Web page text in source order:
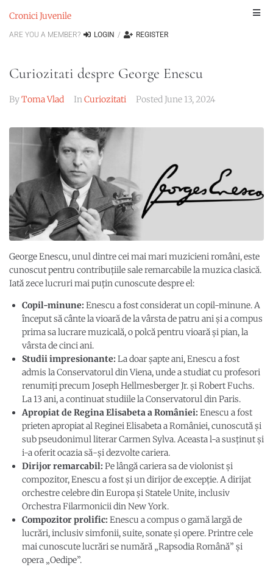
Cronici Juvenile
ARE YOU A MEMBER? LOGIN / REGISTER
Curiozitati despre George Enescu
ByToma Vlad InCuriozitati Posted June 13, 2024
George Enescu, unul dintre cei mai mari muzicieni români, este
cunoscut pentru contribuțiile sale remarcabile la muzica clasică.
Iată zece lucruri mai puțin cunoscute despre el:
Copil-minune:Enescu a fost considerat un copil-minune. A
început să cânte la vioară de la vârsta de patru ani și a compus
prima sa lucrare muzicală, o polcă pentru vioară și pian, la
vârsta de cinci ani.
Studii impresionante:La doar șapte ani, Enescu a fost
admis la Conservatorul din Viena, unde a studiat cu profesori
renumiți precum Joseph Hellmesberger Jr. și Robert Fuchs.
La 13 ani, a continuat studiile la Conservatorul din Paris.
Apropiat de Regina Elisabeta a României:Enescu a fost
prieten apropiat al Reginei Elisabeta a României, cunoscută și
sub pseudonimul literar Carmen Sylva. Aceasta l-a susținut și
i-a oferit ocazia să-și dezvolte cariera.
Dirijor remarcabil:Pe lângă cariera sa de violonist și
compozitor, Enescu a fost și un dirijor de excepție. A dirijat
orchestre celebre din Europa și Statele Unite, inclusiv
Orchestra Filarmonicii din New York.
Compozitor prolific:Enescu a compus o gamă largă de
lucrări, inclusiv simfonii, suite, sonate și opere. Printre cele
mai cunoscute lucrări se numără „Rapsodia Română” și
opera „Oedipe”.